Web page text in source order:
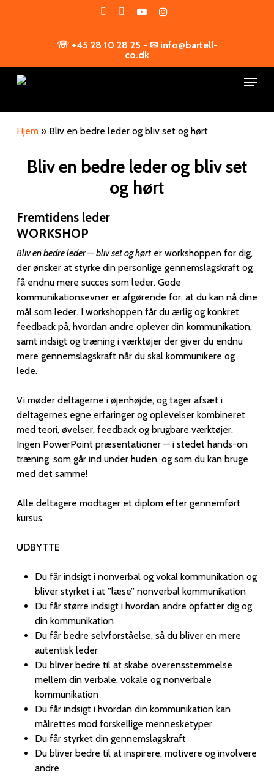
linkedinyoutubeinstagram
☏ +45 28 10 28 25 - ✉ info@bartell-
co.dk
Menu
Hjem» Bliv en bedre leder og bliv set og hørt
Bliv en bedre leder og bliv set
og hørt
Fremtidens leder
WORKSHOP
Bliv en bedre leder — bliv set og hørter workshoppen for dig,
der ønsker at styrke din personlige gennemslagskraft og
få endnu mere succes som leder. Gode
kommunikationsevner er afgørende for, at du kan nå dine
mål som leder. I workshoppen får du ærlig og konkret
feedback på, hvordan andre oplever din kommunikation,
samt indsigt og træning i værktøjer der giver du endnu
mere gennemslagskraft når du skal kommunikere og
lede.
Vi møder deltagerne i øjenhøjde, og tager afsæt i
deltagernes egne erfaringer og oplevelser kombineret
med teori, øvelser, feedback og brugbare værktøjer.
Ingen PowerPoint præsentationer — i stedet hands-on
træning, som går ind under huden, og som du kan bruge
med det samme!
Alle deltagere modtager et diplom efter gennemført
kursus.
UDBYTTE
Du får indsigt i nonverbal og vokal kommunikation og
bliver styrket i at ”læse” nonverbal kommunikation
Du får større indsigt i hvordan andre opfatter dig og
din kommunikation
Du får bedre selvforståelse, så du bliver en mere
autentisk leder
Du bliver bedre til at skabe overensstemmelse
mellem din verbale, vokale og nonverbale
kommunikation
Du får indsigt i hvordan din kommunikation kan
målrettes mod forskellige mennesketyper
Du får styrket din gennemslagskraft
Du bliver bedre til at inspirere, motivere og involvere
andre